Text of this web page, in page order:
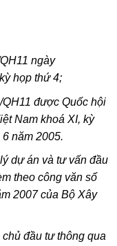
ngày
họp thứ 4;
được Quốc hội
Nam khoá XI, kỳ
năm 2005.
dự án và tư vấn đầu
theo công văn số
2007 của Bộ Xây
đầu tư thông qua